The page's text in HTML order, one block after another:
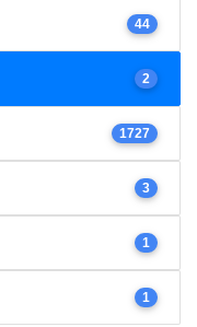
44
2
1727
3
1
1